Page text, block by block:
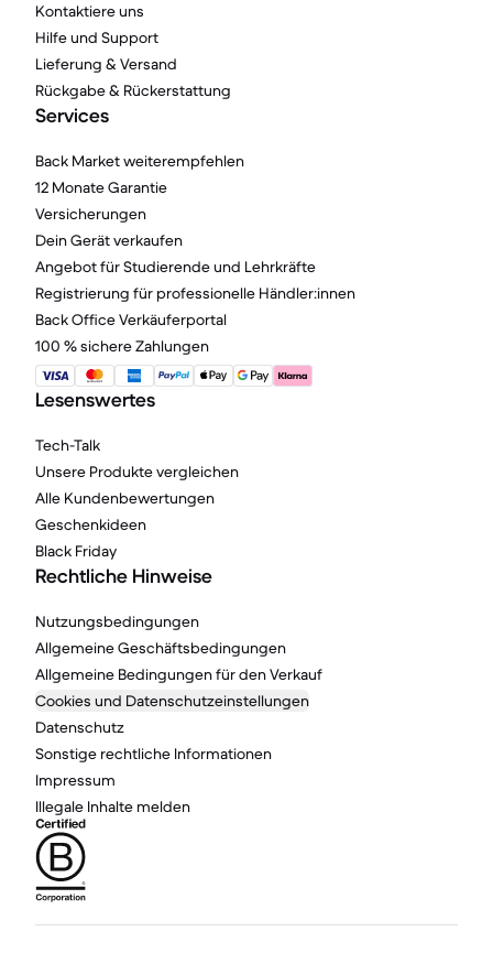
Kontaktiere uns
Hilfe und Support
Lieferung & Versand
Rückgabe & Rückerstattung
Services
Back Market weiterempfehlen
12 Monate Garantie
Versicherungen
Dein Gerät verkaufen
Angebot für Studierende und Lehrkräfte
Registrierung für professionelle Händler:innen
Back Office Verkäuferportal
100 % sichere Zahlungen
Lesenswertes
Tech-Talk
Unsere Produkte vergleichen
Alle Kundenbewertungen
Geschenkideen
Black Friday
Rechtliche Hinweise
Nutzungsbedingungen
Allgemeine Geschäftsbedingungen
Allgemeine Bedingungen für den Verkauf
Cookies und Datenschutzeinstellungen
Datenschutz
Sonstige rechtliche Informationen
Impressum
Illegale Inhalte melden